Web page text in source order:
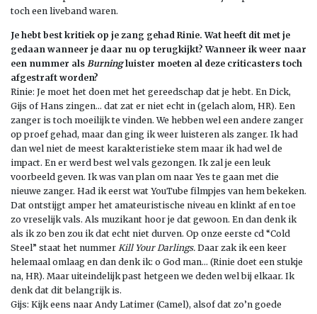
toch een liveband waren.
Je hebt best kritiek op je zang gehad Rinie. Wat heeft dit met je
gedaan wanneer je daar nu op terugkijkt? Wanneer ik weer naar
een nummer als Burningluister moeten al deze criticasters toch
afgestraft worden?
Rinie: Je moet het doen met het gereedschap dat je hebt. En Dick,
Gijs of Hans zingen… dat zat er niet echt in (gelach alom, HR). Een
zanger is toch moeilijk te vinden. We hebben wel een andere zanger
op proef gehad, maar dan ging ik weer luisteren als zanger. Ik had
dan wel niet de meest karakteristieke stem maar ik had wel de
impact. En er werd best wel vals gezongen. Ik zal je een leuk
voorbeeld geven. Ik was van plan om naar Yes te gaan met die
nieuwe zanger. Had ik eerst wat YouTube filmpjes van hem bekeken.
Dat ontstijgt amper het amateuristische niveau en klinkt af en toe
zo vreselijk vals. Als muzikant hoor je dat gewoon. En dan denk ik
als ik zo ben zou ik dat echt niet durven. Op onze eerste cd “Cold
Steel” staat het nummer Kill Your Darlings. Daar zak ik een keer
helemaal omlaag en dan denk ik: o God man… (Rinie doet een stukje
na, HR). Maar uiteindelijk past hetgeen we deden wel bij elkaar. Ik
denk dat dit belangrijk is.
Gijs: Kijk eens naar Andy Latimer (Camel), alsof dat zo’n goede